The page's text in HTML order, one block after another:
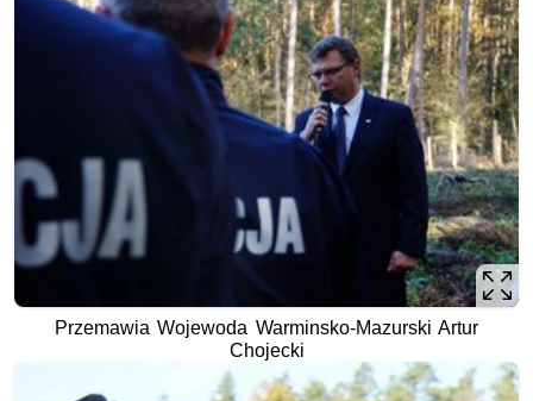
Przemawia Wojewoda Warminsko-Mazurski Artur
Chojecki